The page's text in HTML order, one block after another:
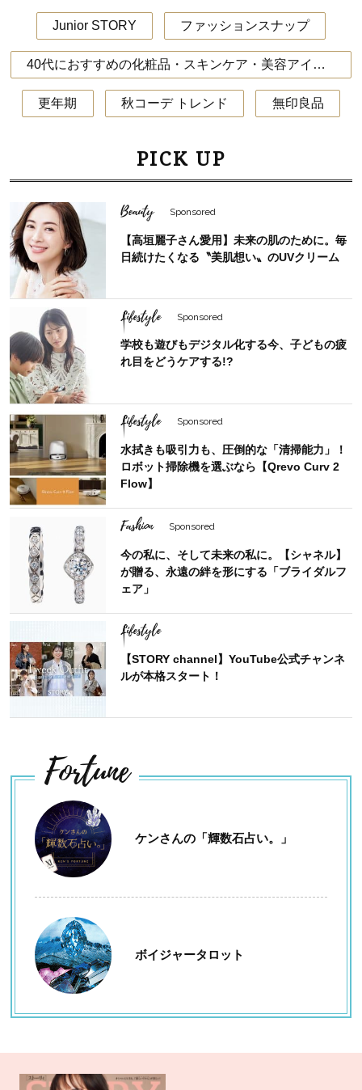
Junior STORY ファッションスナップ
40代におすすめの化粧品・スキンケア・美容アイテム
更年期 秋コーデ トレンド 無印良品
PICK UP
Beauty Sponsored
【高垣麗子さん愛用】未来の肌のために。毎
日続けたくなる〝美肌想い〟のUVクリーム
Lifestyle Sponsored
学校も遊びもデジタル化する今、子どもの疲
れ目をどうケアする!?
Lifestyle Sponsored
水拭きも吸引力も、圧倒的な「清掃能力」！
ロボット掃除機を選ぶなら【Qrevo Curv 2
Flow】
Fashion Sponsored
今の私に、そして未来の私に。【シャネル】
が贈る、永遠の絆を形にする「ブライダルフ
ェア」
Lifestyle
【STORY channel】YouTube公式チャンネ
ルが本格スタート！
Fortune
ケンさんの「輝数石占い。」
ボイジャータロット